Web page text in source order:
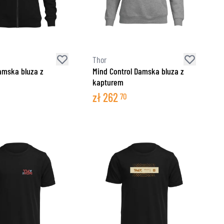
bluza z
Thor
Mind Control Damska bluza z
kapturem
zł262 70